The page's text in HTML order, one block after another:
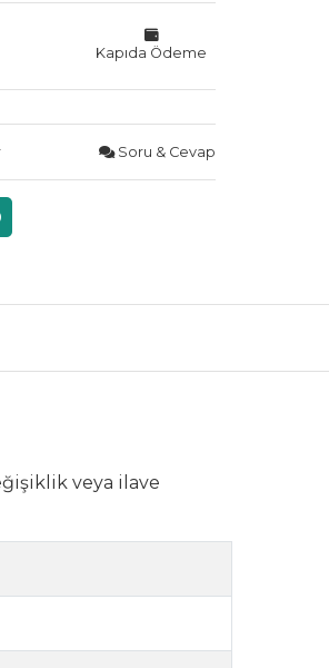
Kapıda Ödeme
Soru & Cevap
veya ilave